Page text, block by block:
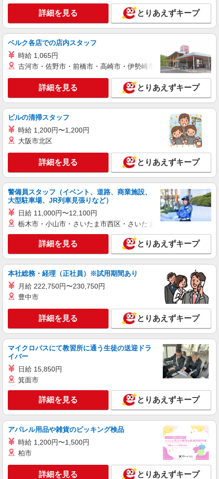
+゜・。○。・゜+゜
キープ 詳細を見る
派遣社員
株式会社シエロ
スマホ携帯販売【ソフトバンク】
時給1600円〜 ※別途インセンティブ、職能評
価制度あり ※残業代支給 ★交通費別途支給（規定
社祝い金10万円支給(規定有) お友達を紹介頂くと,
インセンティブ支給(規定有) ★月2回払い・週払い
可能（規程有）★ ゜・。○。・゜+゜・。○。・゜
+゜
愛知県名古屋市緑区の家電量販店
キープ 詳細を見る
紹介予定派遣
株式会社シエロ
【Y!mobile】人気機種に詳しくなれる携帯販
売
時給1500円〜 ※残業代支給 ★交通費別途支給
（規定あり） ゜+゜・。○。・゜+゜・。○。・゜
+゜ 入社祝い金10万円支給(規定有) お友達を紹介
頂くと, インセンティブ支給(規定有) ★月2回払
い・週払い可能（規程有）★ ゜・。○。・゜
+゜・。○。・゜+゜
愛知県名古屋市緑区のY！mobileショップ
キープ 詳細を見る
株式会社シエロ
【Y!mobile】人気機種に詳しくなれる携帯販
売
時給1500円〜 ※残業代支給 ★交通費別途支給
（規定あり） ゜+゜・。○。・゜+゜・。○。・゜
+゜ 入社祝い金10万円支給(規定有) お友達を紹介
頂くと, インセンティブ支給(規定有) ★月2回払
い・週払い可能（規程有）★ ゜・。○。・゜
+゜・。○。・゜+゜
愛知県名古屋市緑区のY！mobileショップ
キープ 詳細を見る
派遣社員
株式会社シエロ
時給1500円〜1700円（経験・能力による） ※
+゜・。○。・゜+゜ 入社祝い金10万円支給(規定
有) お友達を紹介頂くと, インセンティブ支給(規定
○。・゜+゜・。○。・゜+゜
愛知県名古屋市緑区の家電量販店
キープ 詳細を見る
派遣社員
株式会社シエロ
月給273200円 ※残業手当別途支給 ※研修期間
詳細を見る とりあえずキープ
ベルク各店での店内スタッフ
時給 1,065円
古河市・佐野市・前橋市・高崎市・伊勢崎市・太田市・館林市
詳細を見る とりあえずキープ
ビルの清掃スタッフ
時給 1,200円〜1,200円
大阪市北区
詳細を見る とりあえずキープ
警備員スタッフ（イベント、道路、商業施設、
大型駐車場、JR列車見張りなど）
日給 11,000円〜12,100円
栃木市・小山市・さいたま市西区・さいたま市岩槻区・久喜市・
詳細を見る とりあえずキープ
本社総務・経理（正社員）※試用期間あり
月給 222,750円〜230,750円
豊中市
詳細を見る とりあえずキープ
マイクロバスにて教習所に通う生徒の送迎ドラ
イバー
日給 15,850円
箕面市
詳細を見る とりあえずキープ
アパレル用品や雑貨のピッキング検品
時給 1,200円〜1,500円
柏市
詳細を見る とりあえずキープ